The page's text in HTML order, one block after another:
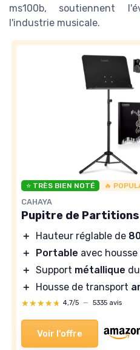
ms100b, soutiennent
l'industrie musicale.
⭐ TRÈS BIEN NOTÉ 🔥
CAHAYA
Pupitre de
＋ Hauteur réglable de
＋
Portable avec
＋ Support métallique
＋
Housse de transport
★★★★★
★★★★★ 4,7/5 — 5335 avis
Voir l'offre